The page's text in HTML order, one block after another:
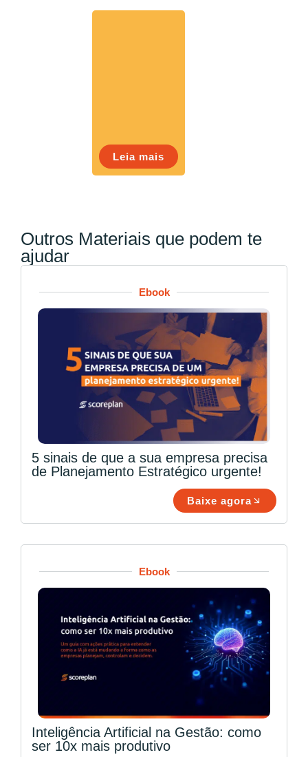
Leia mais
Outros Materiais que podem te
ajudar
Ebook
5 sinais de que a sua empresa precisa
de Planejamento Estratégico urgente!
Baixe agora
Ebook
Inteligência Artificial na Gestão: como
ser 10x mais produtivo